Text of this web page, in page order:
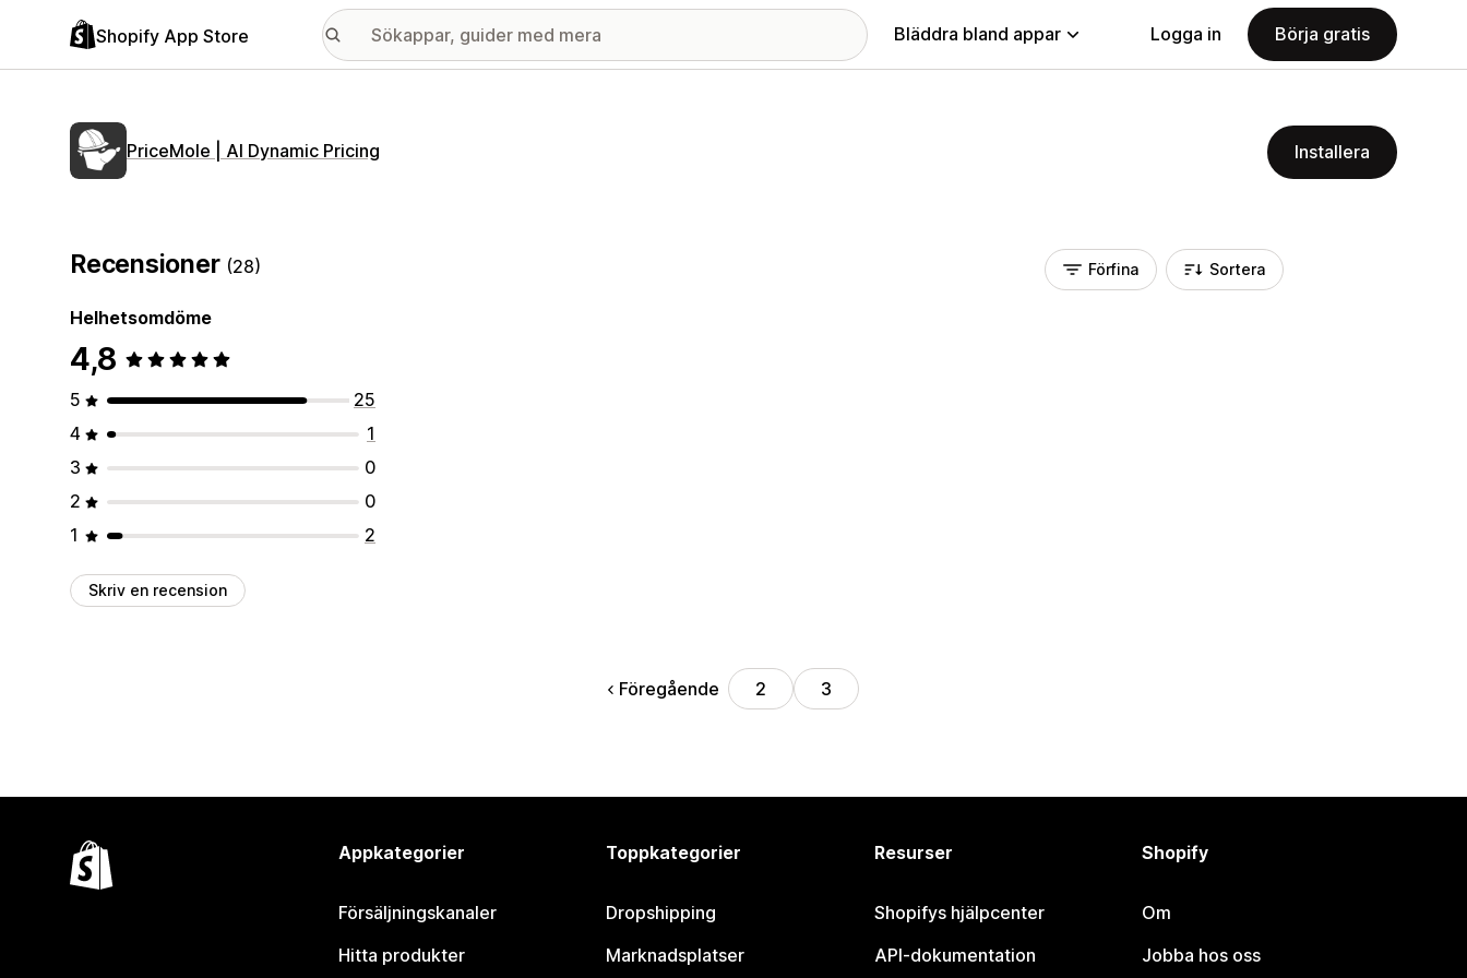
Shopify App Store Bläddra bland appar Logga in Börja gratis
PriceMole | AI Dynamic Pricing Installera
Recensioner (28)
Helhetsomdöme
4,8
5
25
4
1
3
0
2
0
1
2
Skriv en recension
Förfina Sortera
Föregående 2 3
Appkategorier
Försäljningskanaler
Hitta produkter
Toppkategorier
Dropshipping
Marknadsplatser
Resurser
Shopifys hjälpcenter
API-dokumentation
Shopify
Om
Jobba hos oss